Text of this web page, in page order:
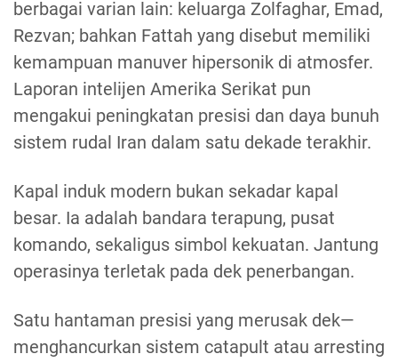
berbagai varian lain: keluarga Zolfaghar, Emad,
Rezvan; bahkan Fattah yang disebut memiliki
kemampuan manuver hipersonik di atmosfer.
Laporan intelijen Amerika Serikat pun
mengakui peningkatan presisi dan daya bunuh
sistem rudal Iran dalam satu dekade terakhir.
Kapal induk modern bukan sekadar kapal
besar. Ia adalah bandara terapung, pusat
komando, sekaligus simbol kekuatan. Jantung
operasinya terletak pada dek penerbangan.
Satu hantaman presisi yang merusak dek—
menghancurkan sistem catapult atau arresting